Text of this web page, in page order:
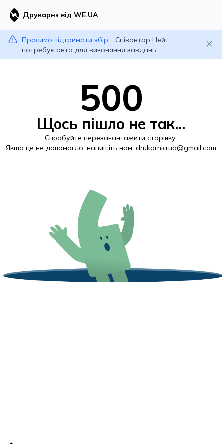
Друкарня від WE.UA
Просимо підтримати збір:
Співавтор Нейт
потребує авто для виконання завдань
500
Щось пішло не так...
Спробуйте перезавантажити сторінку.
Якщо це не допомогло, напишіть нам: drukarnia.ua@gmail.com